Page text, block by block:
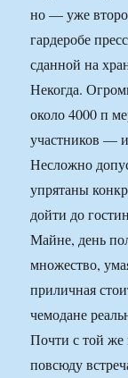
но — уже
гардеробе
сданной на
Некогда.
около 4000 п
участников —
Несложно
упрятаны
дойти до
Майне, день
множество,
приличная
чемодане
Почти с той же
повсюду